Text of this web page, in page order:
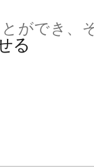
ができ、
る